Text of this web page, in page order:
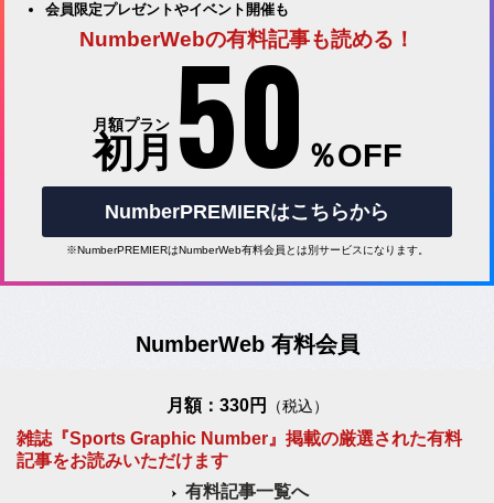
会員限定プレゼントやイベント開催も
NumberWebの有料記事も読める！
月額プラン
初月 50 ％OFF
NumberPREMIERはこちらから
※NumberPREMIERはNumberWeb有料会員とは別サービスになります。
NumberWeb 有料会員
月額：330円 （税込）
雑誌『Sports Graphic Number』掲載の厳選された有料
記事をお読みいただけます
有料記事一覧へ